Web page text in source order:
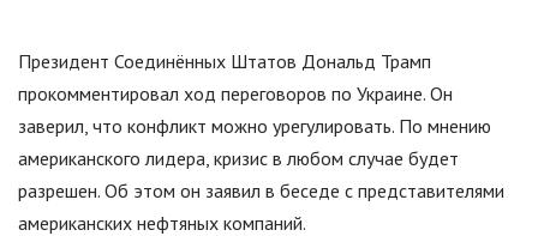
Президент Соединённых Штатов Дональд Трамп
прокомментировал ход переговоров по Украине. Он
заверил, что конфликт можно урегулировать. По мнению
американского лидера, кризис в любом случае будет
разрешен. Об этом он заявил в беседе с представителями
американских нефтяных компаний.